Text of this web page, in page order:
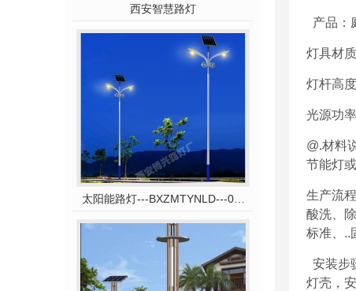
西安智慧路灯
太阳能路灯---BXZMTYNLD---031
产品：
灯具材
灯杆高度
光源功率
@.材料
节能灯或
生产流程
酸洗、
标准、 ..
安装步
灯壳，